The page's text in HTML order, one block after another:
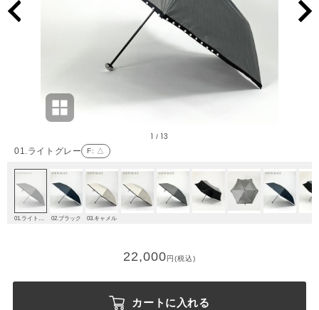
01.ライトグレー F: △
1 /13
02.ブラック 03.キャメル
22,000円(税込)
カートに入れる